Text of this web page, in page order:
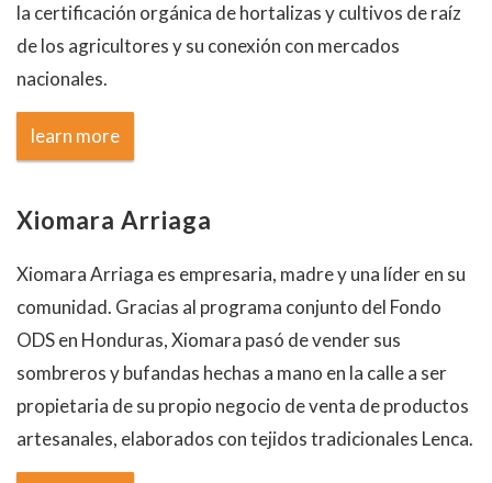
la certificación orgánica de hortalizas y cultivos de raíz
de los agricultores y su conexión con mercados
nacionales.
learn more
Xiomara Arriaga
Xiomara Arriaga es empresaria, madre y una líder en su
comunidad. Gracias al programa conjunto del Fondo
ODS en Honduras, Xiomara pasó de vender sus
sombreros y bufandas hechas a mano en la calle a ser
propietaria de su propio negocio de venta de productos
artesanales, elaborados con tejidos tradicionales Lenca.